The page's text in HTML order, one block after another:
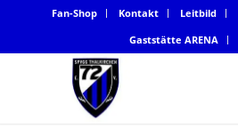
Fan-Shop Kontakt Leitbild
Gaststätte ARENA